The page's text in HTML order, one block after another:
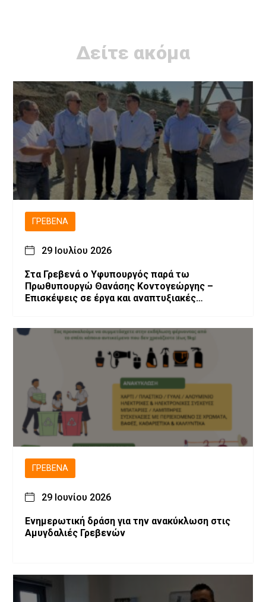
Δείτε ακόμα
ΓΡΕΒΕΝΆ
29 Ιουλίου 2026
Στα Γρεβενά ο Υφυπουργός παρά τω
Πρωθυπουργώ Θανάσης Κοντογεώργης –
Επισκέψεις σε έργα και αναπτυξιακές
ΓΡΕΒΕΝΆ
29 Ιουνίου 2026
Ενημερωτική δράση για την ανακύκλωση στις
Αμυγδαλιές Γρεβενών